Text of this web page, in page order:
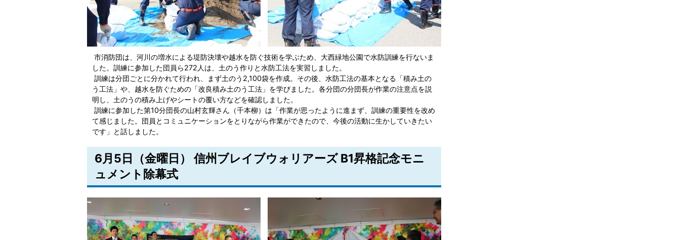
市消防団は、河川の増水による堤防決壊や越水を防ぐ技術を学ぶため、大西緑地公園で水防訓練を行ないま
した。訓練に参加した団員ら272人は、土のう作りと水防工法を実習しました。
訓練は分団ごとに分かれて行われ、まず土のう2,100袋を作成。その後、水防工法の基本となる「積み土の
う工法」や、越水を防ぐための「改良積み土のう工法」を学びました。各分団の分団長が作業の注意点を説
明し、土のうの積み上げやシートの覆い方などを確認しました。
訓練に参加した第10分団長の山村玄輝さん（千本柳）は「作業が思ったように進まず、訓練の重要性を改め
て感じました。団員とコミュニケーションをとりながら作業ができたので、今後の活動に生かしていきたい
です」と話しました。
6月5日（金曜日） 信州ブレイブウォリアーズ B1昇格記念モニ
ュメント除幕式